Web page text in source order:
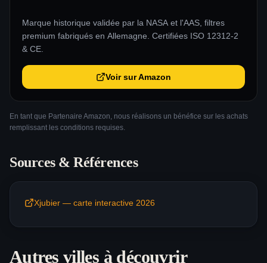
Marque historique validée par la NASA et l'AAS, filtres
premium fabriqués en Allemagne. Certifiées ISO 12312-2
& CE.
Voir sur Amazon
En tant que Partenaire Amazon, nous réalisons un bénéfice sur les achats
remplissant les conditions requises.
Sources & Références
Xjubier — carte interactive 2026
Autres villes à découvrir